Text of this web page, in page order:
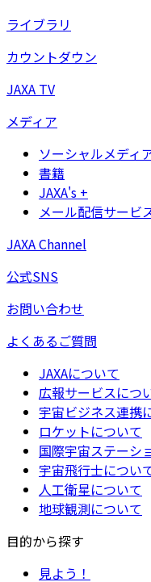
ライブラリ
カウントダウン
JAXA TV
メディア
ソーシャルメディ
書籍
JAXA's +
メール配信サービ
JAXA Channel
公式SNS
お問い合わせ
よくあるご質問
JAXAについて
広報サービスにつ
宇宙ビジネス連携
ロケットについて
国際宇宙ステーシ
宇宙飛行士につい
人工衛星について
地球観測について
目的から探す
見よう！